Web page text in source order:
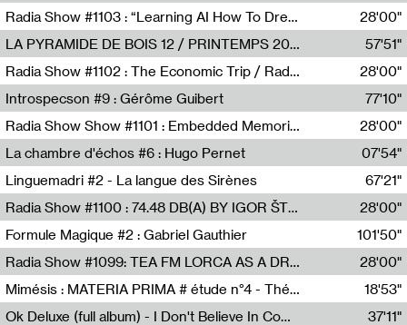
Nathalie Lacroix,Selim-a Attalah Chettaoui
Radia Show #1103 : “Learning AI How To Dream” by Sebastian Dingens (Radio Campus Bruxelles)
Radio Campus Bruxelles
28'00"
LA PYRAMIDE DE BOIS 12 / PRINTEMPS 2026
Sammy Stein
57'51"
Radia Show #1102 : The Economic Trip / Radio Grenouille
Radio Grenouille
28'00"
Introspecson #9 : Gérôme Guibert
Pierre Henry,Gérôme Guibert
77'10"
Radia Show Show #1101 : Embedded Memories by Jimmy Peggie / radioart106
Jimmy Peggie,radioart106
28'00"
La chambre d'échos #6 : Hugo Pernet
Revue Les Chambres,Hugo Pernet
07'54"
Linguemadri #2 - La langue des Sirènes
Meris Angioletti
67'21"
Radia Show #1100 : 74.48 DB(A) BY IGOR ŠTROMAJER FOR RADIO X
radio x
28'00"
Formule Magique #2 : Gabriel Gauthier
Nathalie Lacroix,Gabriel Gauthier
101'50"
Radia Show #1099: TEA FM LORCA AS A DREAM
TEAFM
28'00"
Mimésis : MATERIA PRIMA # étude n°4 - Théâtre de l’Aquarium
Francesco Russo,Scuola della Crisi
18'53"
Ok Deluxe (full album) - I Don't Believe In Computing
37'11"